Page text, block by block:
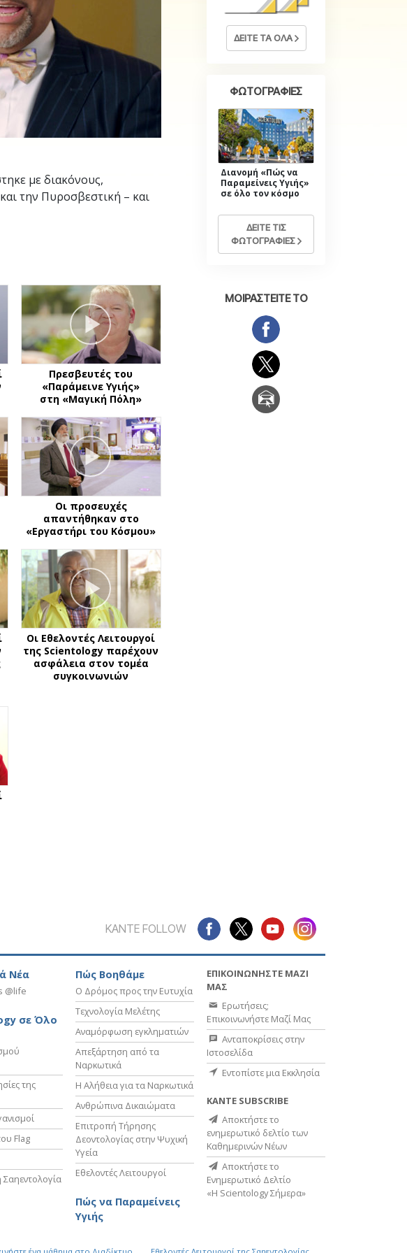
Φάρμακα και Ναρκωτικά:
Το Πρόβλημα και η Λύση του
Εργαλεία για τον Χώρο Εργασίας
Ηθική και Καταστάσεις Ηθικής
Η Αιτία της Καταπίεσης
Τα Βασικά Στοιχεία της Οργάνωσης
Βασικές Αρχές Δημοσίων Σχέσεων
Επιδιώξεις και Στόχοι
με διακόνους,
την Πυροσβεστική – και
Πρεσβευτές του
«Παράμεινε Υγιής»
στη «Μαγική Πόλη»
Οι προσευχές
απαντήθηκαν στο
«Εργαστήρι του Κόσμου»
Οι Εθελοντές Λειτουργοί
της Scientology παρέχουν
ασφάλεια στον τομέα
συγκοινωνιών
ΔΕΙΤΕ ΤΑ ΟΛΑ
ΦΩΤΟΓΡΑΦΙΕΣ
Διανομή «Πώς να
Παραμείνεις Υγιής»
σε όλο τον κόσμο
ΔΕΙΤΕ ΤΙΣ
ΦΩΤΟΓΡΑΦΙΕΣ
ΜΟΙΡΑΣΤΕΙΤΕ ΤΟ
ΚΑΝΤΕ FOLLOW
Νέα
@life
σε Όλο
της
Flag
Πώς Βοηθάμε
Ο Δρόμος προς την Ευτυχία
Τεχνολογία Μελέτης
Αναμόρφωση εγκληματιών
Απεξάρτηση από τα
Ναρκωτικά
Η Αλήθεια για τα Ναρκωτικά
Ανθρώπινα Δικαιώματα
Επιτροπή Τήρησης
Δεοντολογίας στην Ψυχική
Υγεία
Εθελοντές Λειτουργοί
Πώς να Παραμείνεις
Υγιής
ΕΠΙΚΟΙΝΩΝΗΣΤΕ ΜΑΖΙ
ΜΑΣ
Ερωτήσεις;
Επικοινωνήστε Μαζί Μας
Ανταποκρίσεις στην
Ιστοσελίδα
Εντοπίστε μια Εκκλησία
ΚΑΝΤΕ SUBSCRIBE
Αποκτήστε το
ενημερωτικό δελτίο των
Καθημερινών Νέων
Αποκτήστε το
Ενημερωτικό Δελτίο
«Η Scientology Σήμερα»